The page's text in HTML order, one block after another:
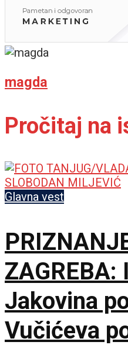
magda
Pročitaj na
Glavna vest
Jakovina
Vučićeva